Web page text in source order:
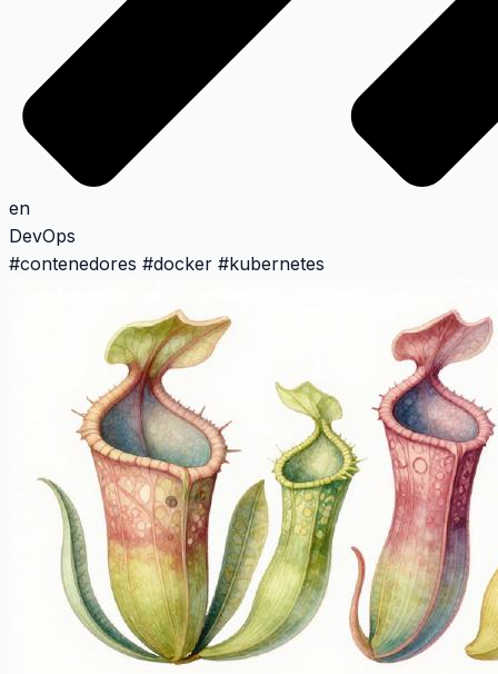
en
DevOps
#contenedores #docker #kubernetes